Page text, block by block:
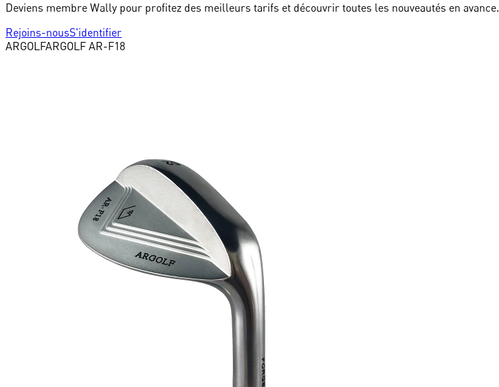
Deviens membre Wally pour profitez des meilleurs tarifs et découvrir toutes les nouveautés en avance.
Rejoins-nousS'identifier
ARGOLFARGOLF AR-F18